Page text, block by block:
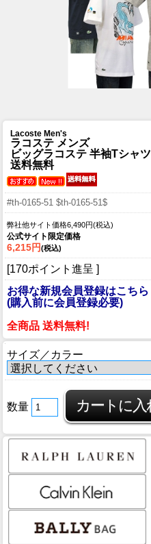
Lacoste Men's
ラコステ メンズ
ビッグラコステ 半袖Tシャツ
送料無料
#th-0165-51 $th-0165-51$
弊社他サイト価格6,490円(税込)
公式サイト限定価格
6,215円(税込)
[170ポイント進呈 ]
お得な新規会員登録はこちら
(購入前に会員登録必要)
全商品 送料無料!
サイズ／カラー
数量